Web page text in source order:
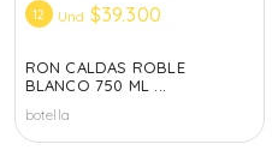
12 Und $39.300
RON CALDAS ROBLE
BLANCO 750 ML ...
botella